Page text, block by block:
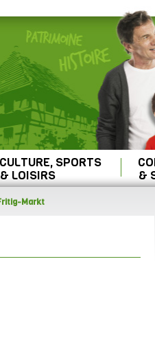
CULTURE, SPORTS
& LOISIRS &
Markt